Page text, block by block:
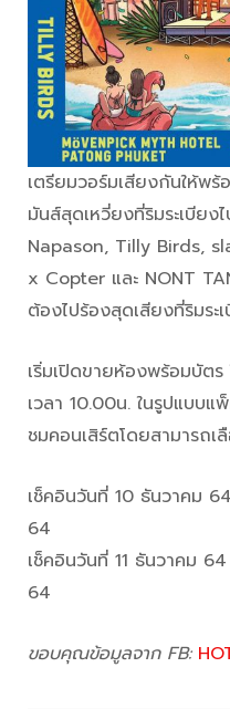
เตรียมวอร์มเสียงกันให้พร้
มันส์สุดเหวี่ยงที่ริมระเบีย
Napason, Tilly Birds,
x Copter และ NONT
ต้องไปร้องสุดเสียงที่ริมร
เริ่มเปิดขายห้องพร้อมบัต
เวลา 10.00น. ในรูปแบบ
ชมคอนเสิร์ตโดยสามารถเ
เช็คอินวันที่ 10 ธันวาคม
64
เช็คอินวันที่ 11 ธันวาคม
64
ขอบคุณข้อมูลจาก FB: